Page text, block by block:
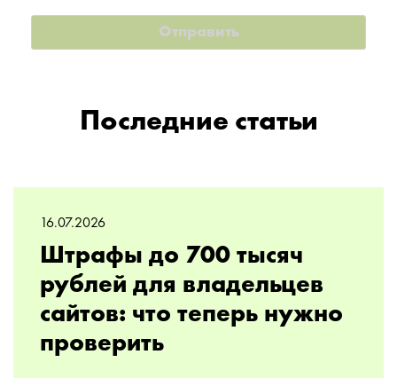
Последние статьи
16.07.2026
Штрафы до 700 тысяч
рублей для владельцев
сайтов: что теперь нужно
проверить